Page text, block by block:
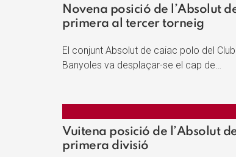
Novena posició de l’Absolut
primera al tercer torneig
El conjunt Absolut de caiac polo del
Banyoles va desplaçar-se el cap de…
Vuitena posició de l’Absolut
primera divisió